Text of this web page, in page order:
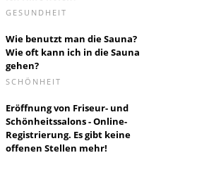
GESUNDHEIT
Wie benutzt man die Sauna?
Wie oft kann ich in die Sauna
gehen?
SCHÖNHEIT
Eröffnung von Friseur- und
Schönheitssalons - Online-
Registrierung. Es gibt keine
offenen Stellen mehr!